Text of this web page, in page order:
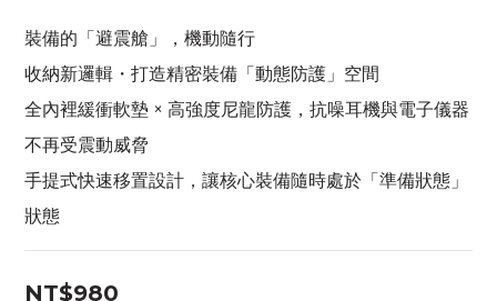
裝備的「避震艙」，機動隨行
收納新邏輯・打造精密裝備「動態防護」空間
全內裡緩衝軟墊 × 高強度尼龍防護，抗噪耳機與電子儀器
不再受震動威脅
手提式快速移置設計，讓核心裝備隨時處於「準備狀態」
狀態
NT$980